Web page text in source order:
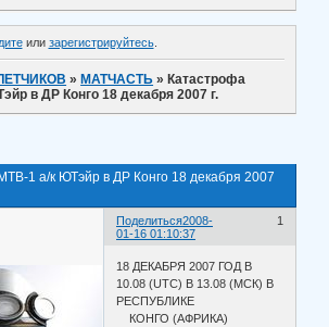
или зарегистрируйтесь.
» МАТЧАСТЬ » Катастрофа
в ДР Конго 18 декабря 2007 г.
1 а/к ЮТэйр в ДР Конго 18 декабря 2007
Поделиться 1
2008-
01-16 01:10:37
18 ДЕКАБРЯ 2007 ГОД В
10.08 (UTC) В 13.08 (МСК) В
РЕСПУБЛИКЕ
КОНГО (АФРИКА)